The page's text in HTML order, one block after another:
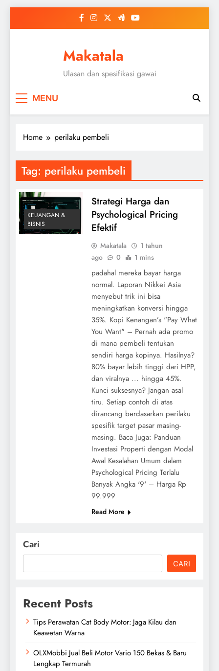
Makatala
Ulasan dan spesifikasi gawai
MENU
Home perilaku pembeli
Tag: perilaku pembeli
KEUANGAN &
BISNIS
Strategi Harga dan
Psychological Pricing
Efektif
Makatala
1 tahun
ago
0 1 mins
padahal mereka bayar harga
normal. Laporan Nikkei Asia
menyebut trik ini bisa
meningkatkan konversi hingga
35%. Kopi Kenangan’s "Pay What
You Want" – Pernah ada promo
di mana pembeli tentukan
sendiri harga kopinya. Hasilnya?
80% bayar lebih tinggi dari HPP,
dan viralnya ... hingga 45%.
Kunci suksesnya? Jangan asal
tiru. Setiap contoh di atas
dirancang berdasarkan perilaku
spesifik target pasar masing-
masing. Baca Juga: Panduan
Investasi Properti dengan Modal
Awal Kesalahan Umum dalam
Psychological Pricing Terlalu
Banyak Angka '9' – Harga Rp
99.999
Read More
Cari
CARI
Recent Posts
Tips Perawatan Cat Body Motor: Jaga Kilau dan
Keawetan Warna
OLXMobbi Jual Beli Motor Vario 150 Bekas & Baru
Lengkap Termurah